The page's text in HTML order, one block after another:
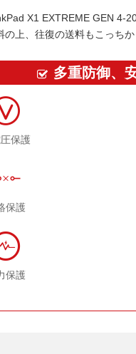
X1 EXTREME GEN 4-
上、往復の送料もこっち
多重防御、
保護
保護
保護